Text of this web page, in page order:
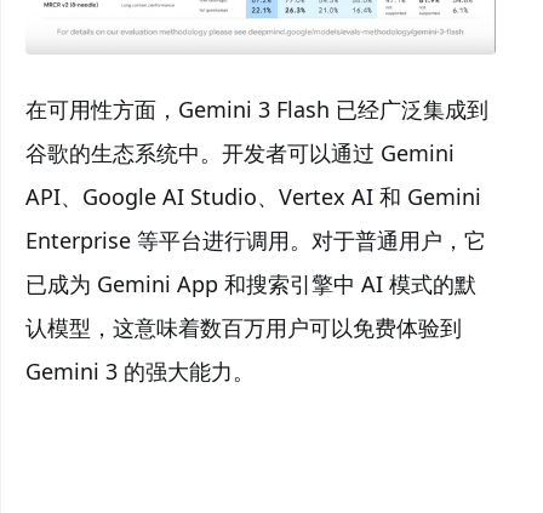
在可用性方面，Gemini 3 Flash 已经广泛集成到
谷歌的生态系统中。开发者可以通过 Gemini
API、Google AI Studio、Vertex AI 和 Gemini
Enterprise 等平台进行调用。对于普通用户，它
已成为 Gemini App 和搜索引擎中 AI 模式的默
认模型，这意味着数百万用户可以免费体验到
Gemini 3 的强大能力。